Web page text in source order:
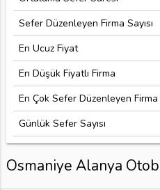
Sefer Düzenleyen Firma Sayısı
En Ucuz Fiyat
En Düşük Fiyatlı Firma
En Çok Sefer Düzenleyen Firma
Günlük Sefer Sayısı
Osmaniye Alanya